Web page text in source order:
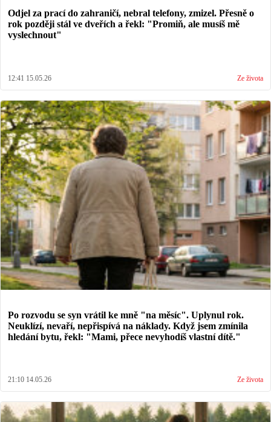
Odjel za prací do zahraničí, nebral telefony, zmizel. Přesně o
rok později stál ve dveřích a řekl: "Promiň, ale musíš mě
vyslechnout"
12:41 15.05.26 Ze života
Po rozvodu se syn vrátil ke mně "na měsíc". Uplynul rok.
Neuklízí, nevaří, nepřispívá na náklady. Když jsem zmínila
hledání bytu, řekl: "Mami, přece nevyhodíš vlastní dítě."
21:10 14.05.26 Ze života